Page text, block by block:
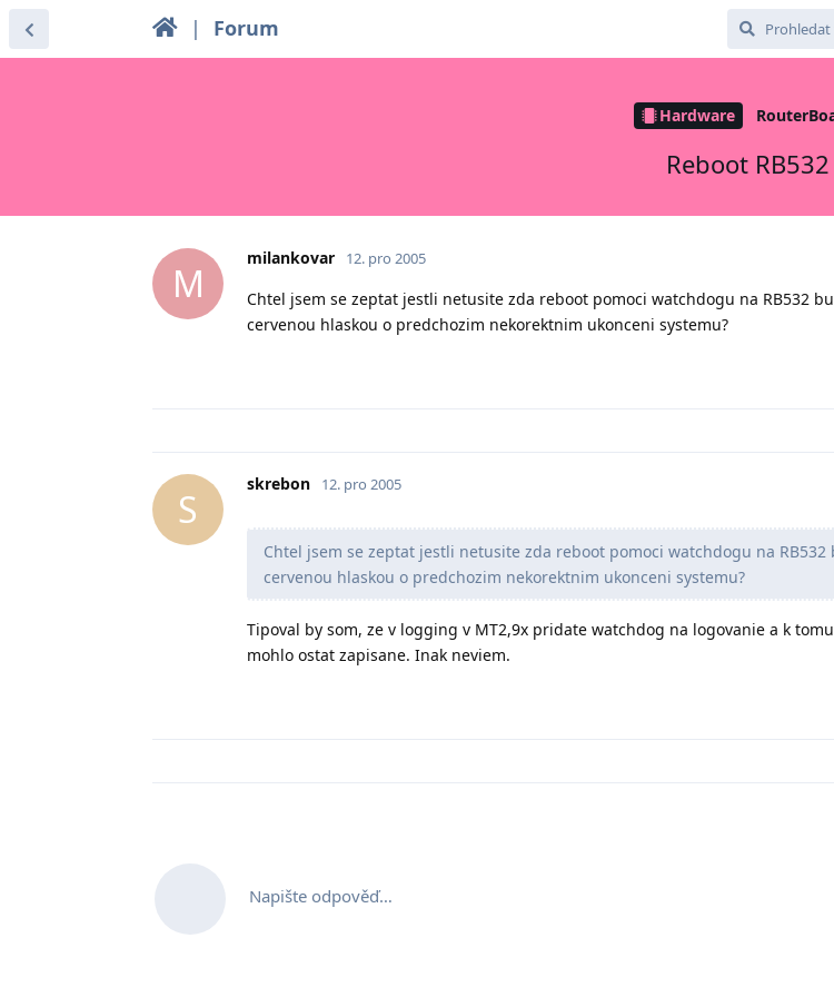
| Forum
Hardware
Reboot RB532
M
milankovar 12. pro 2005
Chtel jsem se zeptat jestli netusite zda reboot pomoci watchdogu na RB532
cervenou hlaskou o predchozim nekorektnim ukonceni systemu?
S
skrebon 12. pro 2005
Chtel jsem se zeptat jestli netusite zda reboot pomoci watchdogu na
cervenou hlaskou o predchozim nekorektnim ukonceni systemu?
Tipoval by som, ze v logging v MT2,9x pridate watchdog na logovanie a k
mohlo ostat zapisane. Inak neviem.
Napište odpověď…